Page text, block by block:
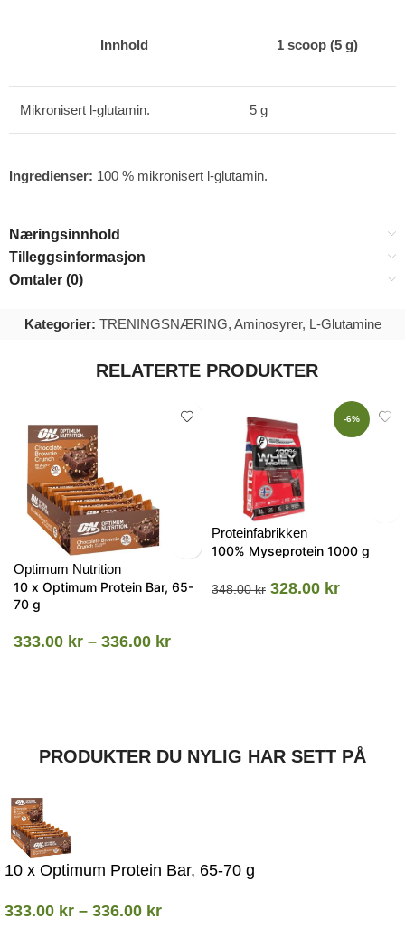
Innhold 1 scoop (5 g)
Mikronisert l-glutamin. 5 g
Ingredienser: 100 % mikronisert l-glutamin.
Næringsinnhold
Tilleggsinformasjon
Omtaler (0)
Kategorier: TRENINGSNÆRING, Aminosyrer, L-Glutamine
RELATERTE PRODUKTER
Optimum Nutrition
10 x Optimum Protein Bar, 65-
70 g
333.00 kr – 336.00 kr
-6%
Proteinfabrikken
100% Myseprotein 1000 g
348.00kr 328.00 kr
PRODUKTER DU NYLIG HAR SETT PÅ
10 x Optimum Protein Bar, 65-70 g
333.00 kr – 336.00 kr